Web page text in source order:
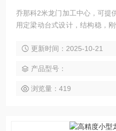
乔那科2米龙门加工中心，可提
用定梁动台式设计，结构稳，
量小件与精密零件加工。无论
攻丝及三轴联动曲面加工，并
护服务。
更新时间：2025-10-21
产品型号：
浏览量：419